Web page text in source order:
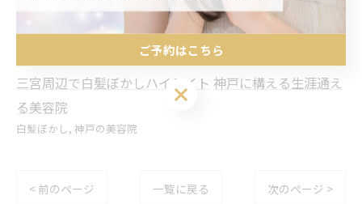
三宮周辺で白髪ぼかしハイライト 神戸に構える生涯通え
る美容院
白髪ぼかし 神戸の美容院
< 前のページ 一覧に戻る 次のページ >
ご予約はこちら
ご予約はこちら